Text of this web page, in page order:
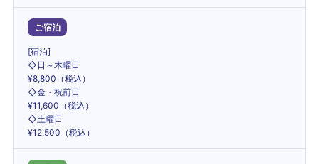
ご宿泊
[宿泊]
◇日～木曜日
¥8,800（税込）
◇金・祝前日
¥11,600（税込）
◇土曜日
¥12,500（税込）